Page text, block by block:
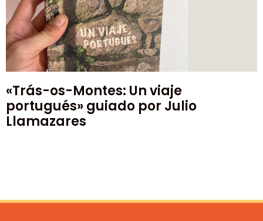
«Trás-os-Montes: Un viaje
portugués» guiado por Julio
Llamazares